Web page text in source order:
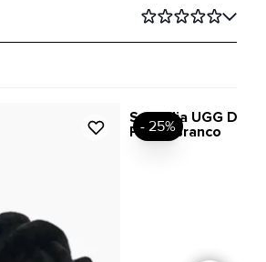
Sandália UGG
Preto/Branco
- 25%